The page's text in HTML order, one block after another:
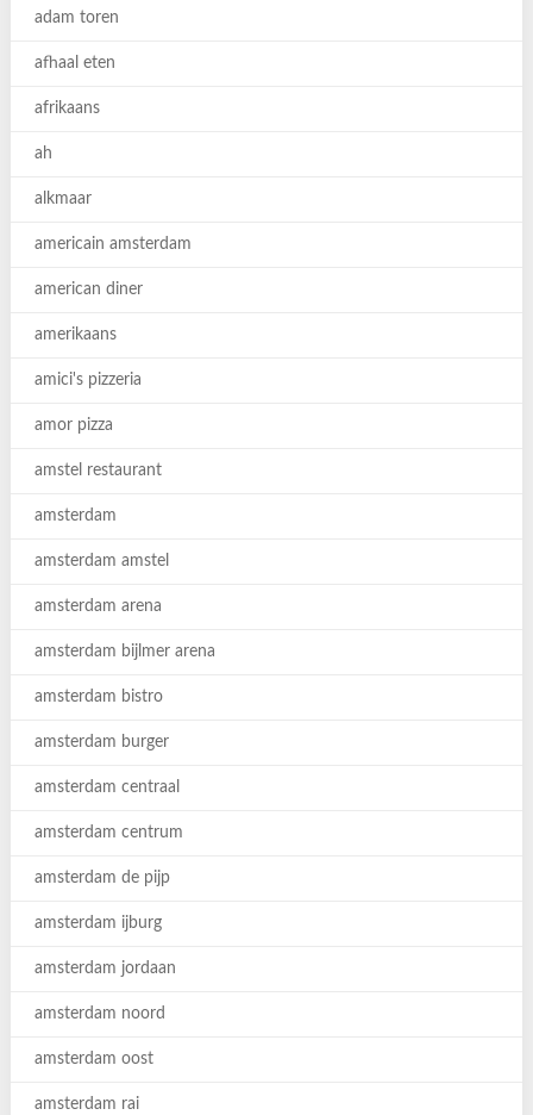
adam toren
afhaal eten
afrikaans
ah
alkmaar
americain amsterdam
american diner
amerikaans
amici's pizzeria
amor pizza
amstel restaurant
amsterdam
amsterdam amstel
amsterdam arena
amsterdam bijlmer arena
amsterdam bistro
amsterdam burger
amsterdam centraal
amsterdam centrum
amsterdam de pijp
amsterdam ijburg
amsterdam jordaan
amsterdam noord
amsterdam oost
amsterdam rai